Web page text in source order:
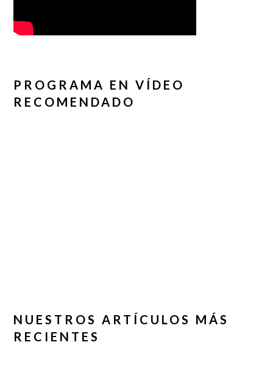
PROGRAMA EN VÍDEO
RECOMENDADO
NUESTROS ARTÍCULOS MÁS
RECIENTES